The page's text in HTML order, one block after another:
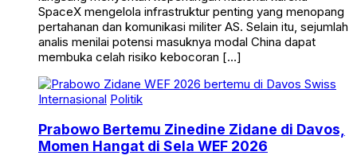
SpaceX mengelola infrastruktur penting yang menopang
pertahanan dan komunikasi militer AS. Selain itu, sejumlah
analis menilai potensi masuknya modal China dapat
membuka celah risiko kebocoran […]
Internasional Politik
Prabowo Bertemu Zinedine Zidane di Davos,
Momen Hangat di Sela WEF 2026